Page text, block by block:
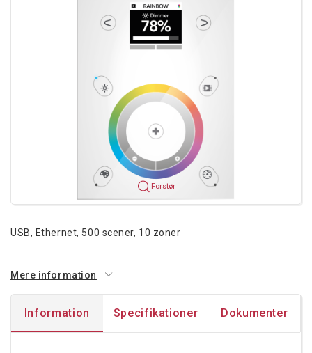
Forstør
USB, Ethernet, 500 scener, 10 zoner
Mere information
Information Specifikationer Dokumenter